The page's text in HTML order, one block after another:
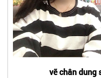
vẽ chân dung